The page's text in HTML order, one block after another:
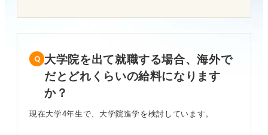
大学院を出て就職する場合、海外で
だとどれくらいの給料になります
か？
現在大学4年生で、大学院進学を検討しています。